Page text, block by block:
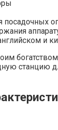
посадочных
и
станцию